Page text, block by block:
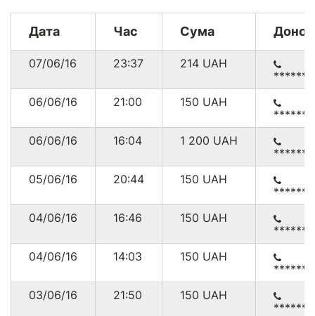
Дата Час Сума Донор
07/06/16 23:37 214 UAH
06/06/16
21:00 150 UAH
06/06/16
16:04 1 200 UAH
05/06/16
20:44 150 UAH
04/06/16
16:46 150 UAH
04/06/16
14:03 150 UAH
03/06/16
21:50 150 UAH